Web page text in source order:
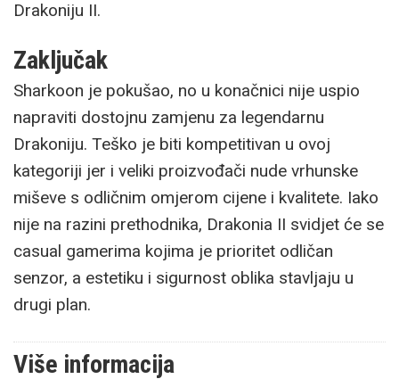
Drakoniju II.
Zaključak
Sharkoon je pokušao, no u konačnici nije uspio
napraviti dostojnu zamjenu za legendarnu
Drakoniju. Teško je biti kompetitivan u ovoj
kategoriji jer i veliki proizvođači nude vrhunske
miševe s odličnim omjerom cijene i kvalitete. Iako
nije na razini prethodnika, Drakonia II svidjet će se
casual gamerima kojima je prioritet odličan
senzor, a estetiku i sigurnost oblika stavljaju u
drugi plan.
Više informacija